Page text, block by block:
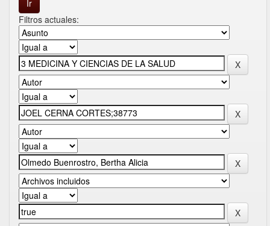
Filtros actuales: